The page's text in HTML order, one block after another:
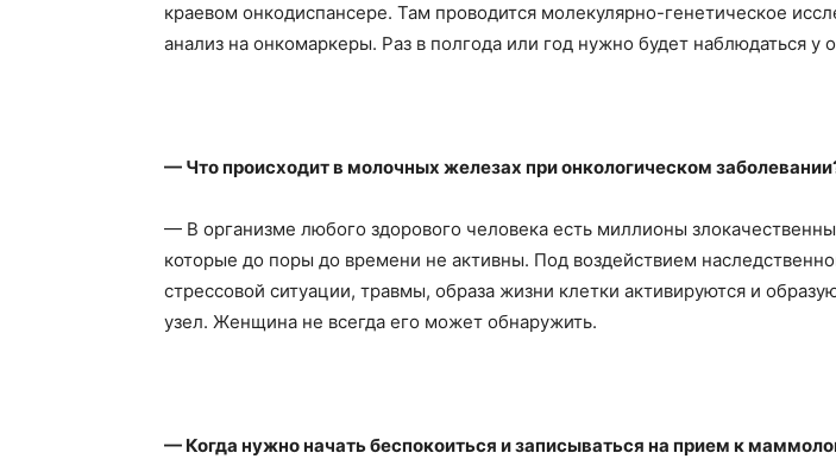
краевом онкодиспансере. Там проводится молекулярно-генетическое
анализ на онкомаркеры. Раз в полгода или год нужно будет наблюдаться у
— Что происходит в молочных железах при онкологическом
— В организме любого здорового человека есть миллионы
которые до поры до времени не активны. Под воздействием
стрессовой ситуации, травмы, образа жизни клетки активируются и
узел. Женщина не всегда его может обнаружить.
— Когда нужно начать беспокоиться и записываться на прием к